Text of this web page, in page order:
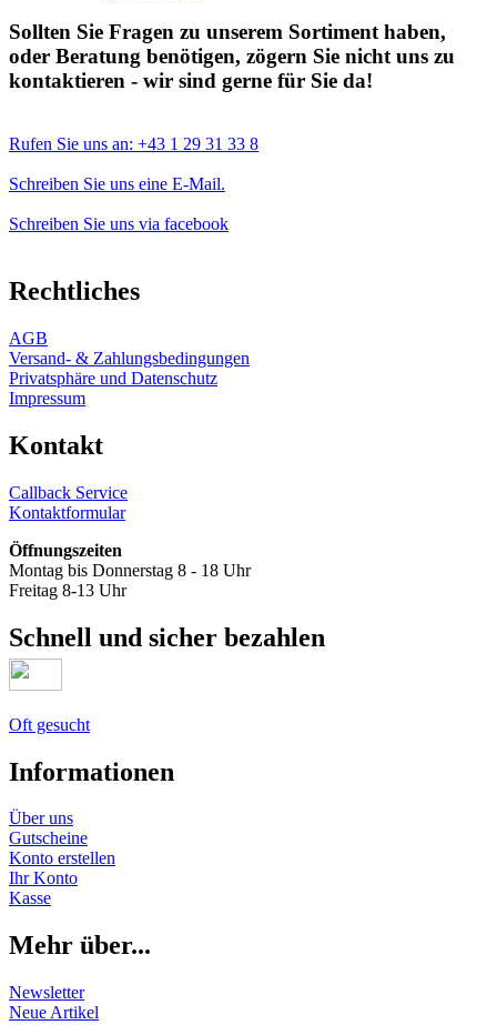
Sollten Sie Fragen zu unserem Sortiment haben,
oder Beratung benötigen, zögern Sie nicht uns zu
kontaktieren - wir sind gerne für Sie da!
Rufen Sie uns an: +43 1 29 31 33 8
Schreiben Sie uns eine E-Mail.
Schreiben Sie uns via facebook
Rechtliches
AGB
Versand- & Zahlungsbedingungen
Privatsphäre und Datenschutz
Impressum
Kontakt
Callback Service
Kontaktformular
Öffnungszeiten
Montag bis Donnerstag 8 - 18 Uhr
Freitag 8-13 Uhr
Schnell und sicher bezahlen
Oft gesucht
Informationen
Über uns
Gutscheine
Konto erstellen
Ihr Konto
Kasse
Mehr über...
Newsletter
Neue Artikel